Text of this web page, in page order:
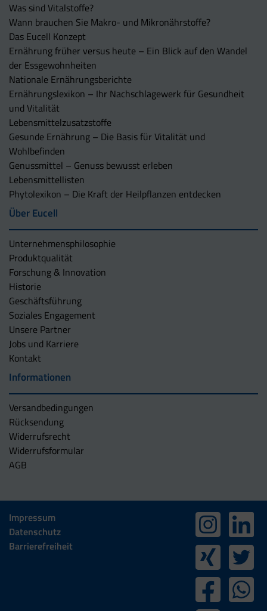
Was sind Vitalstoffe?
Wann brauchen Sie Makro- und Mikronährstoffe?
Das Eucell Konzept
Ernährung früher versus heute – Ein Blick auf den Wandel
der Essgewohnheiten
Nationale Ernährungsberichte
Ernährungslexikon – Ihr Nachschlagewerk für Gesundheit
und Vitalität
Lebensmittelzusatzstoffe
Gesunde Ernährung – Die Basis für Vitalität und
Wohlbefinden
Genussmittel – Genuss bewusst erleben
Lebensmittellisten
Phytolexikon – Die Kraft der Heilpflanzen entdecken
Über Eucell
Unternehmens­philosophie
Produktqualität
Forschung & Innovation
Historie
Geschäftsführung
Soziales Engagement
Unsere Partner
Jobs und Karriere
Kontakt
Informationen
Versandbedingungen
Rücksendung
Widerrufsrecht
Widerrufsformular
AGB
Impressum
Datenschutz
Barrierefreiheit